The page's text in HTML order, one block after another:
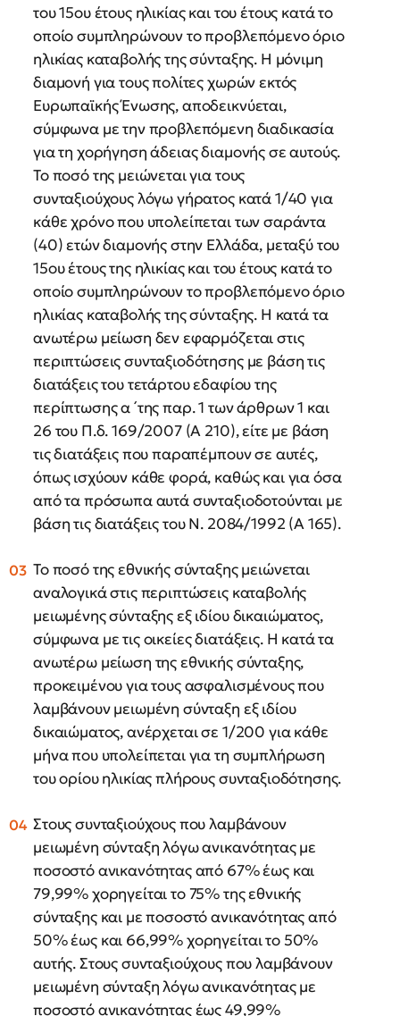
του 15ου έτους ηλικίας και του έτους κατά το
οποίο συμπληρώνουν το προβλεπόμενο όριο
ηλικίας καταβολής της σύνταξης. Η μόνιμη
διαμονή για τους πολίτες χωρών εκτός
Ευρωπαϊκής Ένωσης, αποδεικνύεται,
σύμφωνα με την προβλεπόμενη διαδικασία
για τη χορήγηση άδειας διαμονής σε αυτούς.
Το ποσό της μειώνεται για τους
συνταξιούχους λόγω γήρατος κατά 1/40 για
κάθε χρόνο που υπολείπεται των σαράντα
(40) ετών διαμονής στην Ελλάδα, μεταξύ του
15ου έτους της ηλικίας και του έτους κατά το
οποίο συμπληρώνουν το προβλεπόμενο όριο
ηλικίας καταβολής της σύνταξης. Η κατά τα
ανωτέρω μείωση δεν εφαρμόζεται στις
περιπτώσεις συνταξιοδότησης με βάση τις
διατάξεις του τετάρτου εδαφίου της
περίπτωσης α ́ της παρ. 1 των άρθρων 1 και
26 του Π.δ. 169/2007 (Α 210), είτε με βάση
τις διατάξεις που παραπέμπουν σε αυτές,
όπως ισχύουν κάθε φορά, καθώς και για όσα
από τα πρόσωπα αυτά συνταξιοδοτούνται με
βάση τις διατάξεις του Ν. 2084/1992 (Α 165).
Το ποσό της εθνικής σύνταξης μειώνεται
αναλογικά στις περιπτώσεις καταβολής
μειωμένης σύνταξης εξ ιδίου δικαιώματος,
σύμφωνα με τις οικείες διατάξεις. Η κατά τα
ανωτέρω μείωση της εθνικής σύνταξης,
προκειμένου για τους ασφαλισμένους που
λαμβάνουν μειωμένη σύνταξη εξ ιδίου
δικαιώματος, ανέρχεται σε 1/200 για κάθε
μήνα που υπολείπεται για τη συμπλήρωση
του ορίου ηλικίας πλήρους συνταξιοδότησης.
Στους συνταξιούχους που λαμβάνουν
μειωμένη σύνταξη λόγω ανικανότητας με
ποσοστό ανικανότητας από 67% έως και
79,99% χορηγείται το 75% της εθνικής
σύνταξης και με ποσοστό ανικανότητας από
50% έως και 66,99% χορηγείται το 50%
αυτής. Στους συνταξιούχους που λαμβάνουν
μειωμένη σύνταξη λόγω ανικανότητας με
ποσοστό ανικανότητας έως 49,99%